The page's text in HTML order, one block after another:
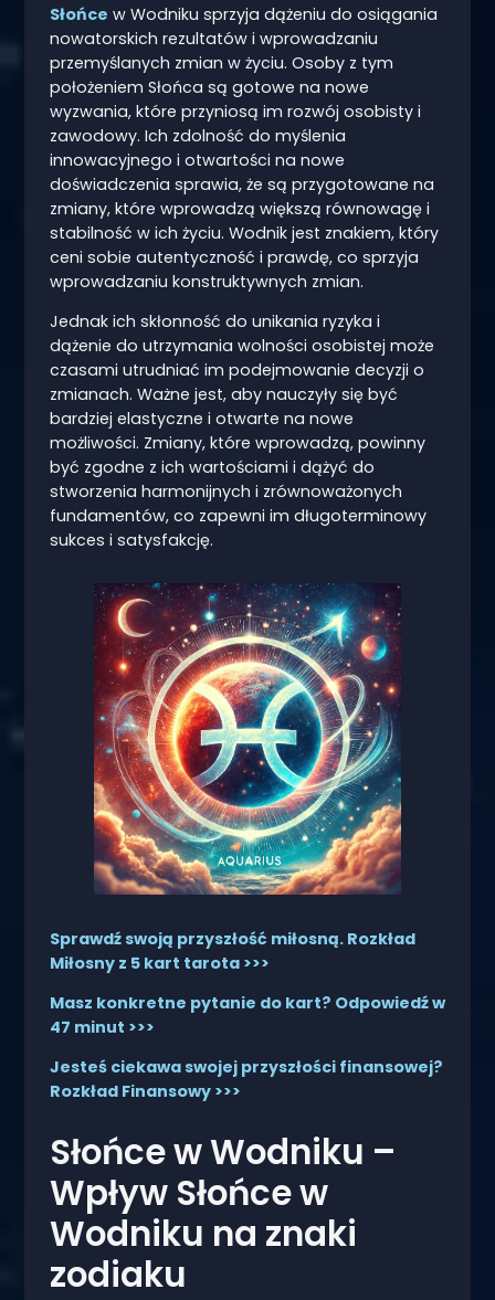
Słońce w Wodniku sprzyja dążeniu do osiągania
nowatorskich rezultatów i wprowadzaniu
przemyślanych zmian w życiu. Osoby z tym
położeniem Słońca są gotowe na nowe
wyzwania, które przyniosą im rozwój osobisty i
zawodowy. Ich zdolność do myślenia
innowacyjnego i otwartości na nowe
doświadczenia sprawia, że są przygotowane na
zmiany, które wprowadzą większą równowagę i
stabilność w ich życiu. Wodnik jest znakiem, który
ceni sobie autentyczność i prawdę, co sprzyja
wprowadzaniu konstruktywnych zmian.
Jednak ich skłonność do unikania ryzyka i
dążenie do utrzymania wolności osobistej może
czasami utrudniać im podejmowanie decyzji o
zmianach. Ważne jest, aby nauczyły się być
bardziej elastyczne i otwarte na nowe
możliwości. Zmiany, które wprowadzą, powinny
być zgodne z ich wartościami i dążyć do
stworzenia harmonijnych i zrównoważonych
fundamentów, co zapewni im długoterminowy
sukces i satysfakcję.
Sprawdź swoją przyszłość miłosną. Rozkład
Miłosny z 5 kart tarota >>>
Masz konkretne pytanie do kart? Odpowiedź w
47 minut >>>
Jesteś ciekawa swojej przyszłości finansowej?
Rozkład Finansowy >>>
Słońce w Wodniku –
Wpływ Słońce w
Wodniku na znaki
zodiaku